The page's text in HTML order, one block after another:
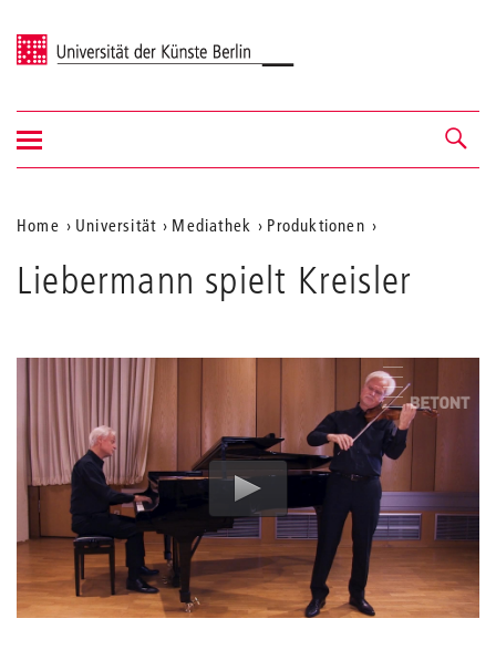
Universität der Künste Berlin
Navigation &
Suche
Navigation
ein-/ausblenden
Aktuelle
Position
auf
Webseite
Home Universität Mediathek Produktionen
Liebermann spielt Kreisler